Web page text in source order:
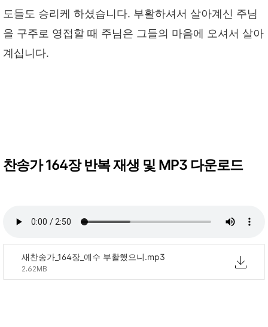
도들도 승리케 하셨습니다. 부활하셔서 살아계신 주님
을 구주로 영접할 때 주님은 그들의 마음에 오셔서 살아
계십니다.
찬송가 164장 반복 재생 및 MP3 다운로드
새찬송가_164장_예수 부활했으니.mp3
2.62MB